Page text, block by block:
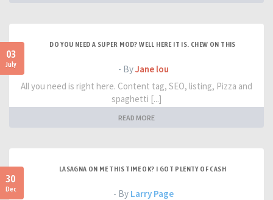
03
July
DO YOU NEED A SUPER MOD? WELL HERE IT IS. CHEW ON THIS
- ByJane lou
All you need is right here. Content tag, SEO, listing, Pizza and
spaghetti [...]
READ MORE
30
Dec
LASAGNA ON ME THIS TIME OK? I GOT PLENTY OF CASH
- By Larry Page